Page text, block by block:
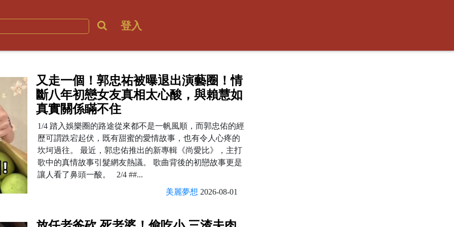
登入
又走一個！郭忠祐被曝退出演藝圈！情
斷八年初戀女友真相太心酸，與賴慧如
真實關係瞞不住
1/4 踏入娛樂圈的路途從來都不是一帆風順，而郭忠佑的經
歷可謂跌宕起伏，既有甜蜜的愛情故事，也有令人心疼的
坎坷過往。 最近，郭忠佑推出的新專輯《尚愛比》，主打
歌中的真情故事引髮網友熱議。 歌曲背後的初戀故事更是
讓人看了鼻頭一酸。 2/4 ##...
美麗夢想 2026-08-01